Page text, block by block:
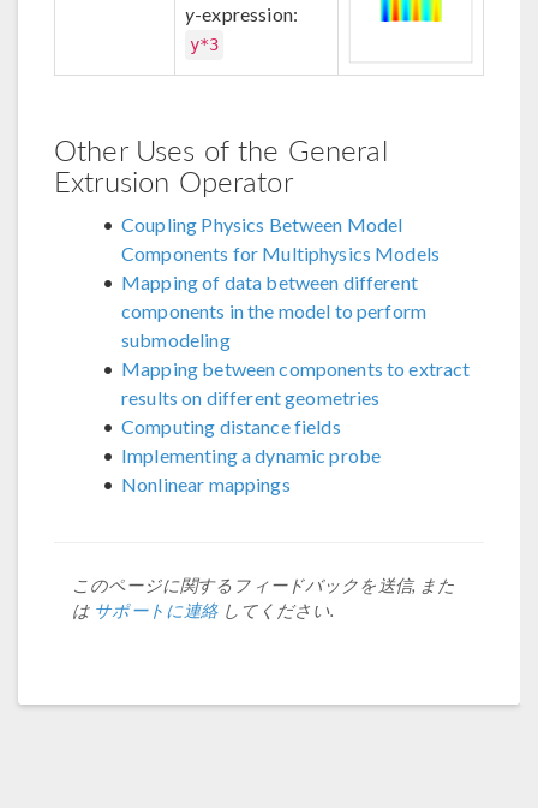
y-expression:
y*3
Other Uses of the General
Extrusion Operator
Coupling Physics Between Model
Components for Multiphysics Models
Mapping of data between different
components in the model to perform
submodeling
Mapping between components to extract
results on different geometries
Computing distance fields
Implementing a dynamic probe
Nonlinear mappings
このページに関するフィードバックを送信, また
は サポートに連絡してください.